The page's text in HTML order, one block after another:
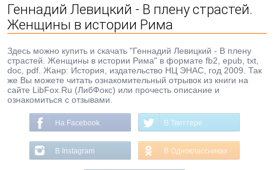
Геннадий Левицкий - В плену страстей.
Женщины в истории Рима
Здесь можно купить и скачать "Геннадий Левицкий - В плену
страстей. Женщины в истории Рима" в формате fb2, epub, txt,
doc, pdf. Жанр: История, издательство НЦ ЭНАС, год 2009. Так
же Вы можете читать ознакомительный отрывок из книги на
сайте LibFox.Ru (ЛибФокс) или прочесть описание и
ознакомиться с отзывами.
На Facebook В Твиттере
В Instagram В Одноклассниках